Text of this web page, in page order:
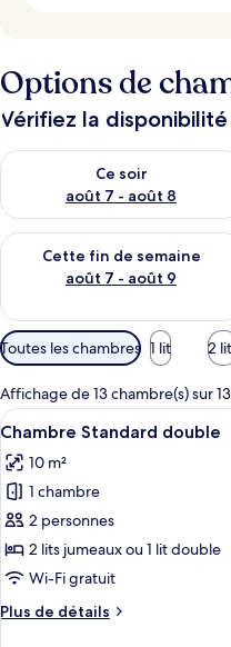
Options de
Vérifiez la
Ce soir
août 7 - août 8
Vérifier la disponibilité pour
Cette fin de semaine
août 7 - août 9
Vérifier la disponibilité pour
Filtres
disponibles
pour
les
chambres
Toutes les chambres 1 lit 2
Affichage de 13 chambre(s) sur 13
Afficher
toutes
les
photos
pour
ce
type
chambre :
6
Chambre Standard double
10 m²
1 chambre
2 personnes
2 lits jumeaux ou 1 lit double
Wi-Fi gratuit
Plus de détails
Plus